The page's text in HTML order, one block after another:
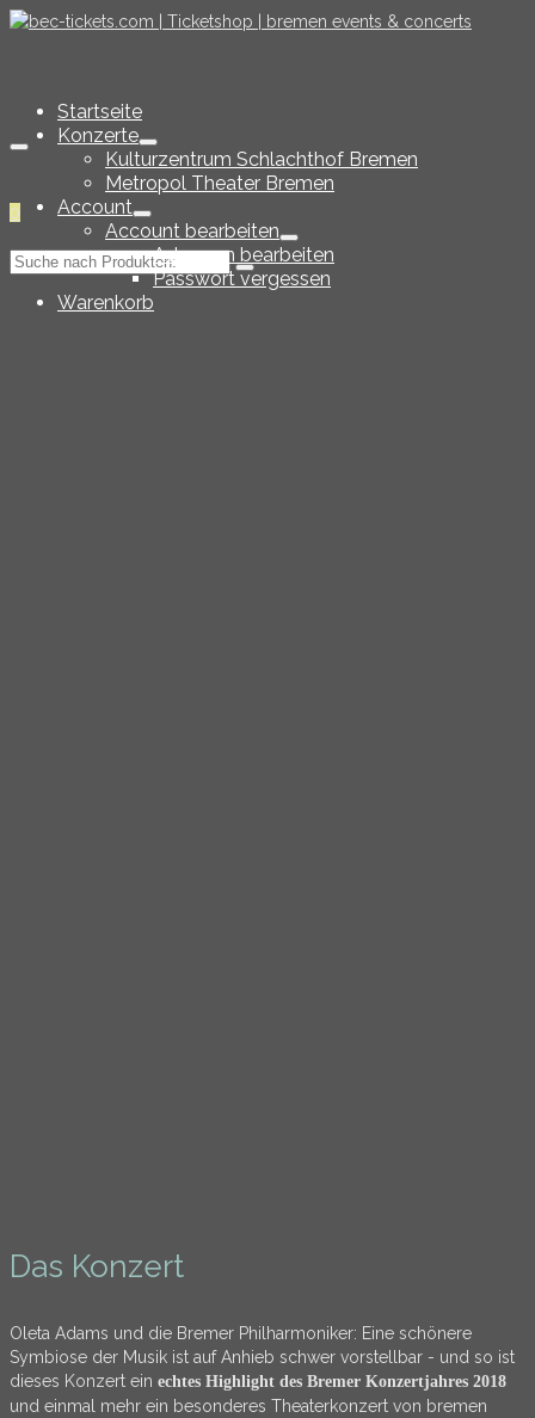
0
Suche
Startseite
Konzerte
Kulturzentrum Schlachthof Bremen
Metropol Theater Bremen
Account
Account bearbeiten
Adressen bearbeiten
Passwort vergessen
Warenkorb
Das Konzert
Oleta Adams und die Bremer Philharmoniker: Eine schönere
Symbiose der Musik ist auf Anhieb schwer vorstellbar - und so ist
dieses Konzert ein echtes Highlight des Bremer Konzertjahres 2018
und einmal mehr ein besonderes Theaterkonzert von bremen